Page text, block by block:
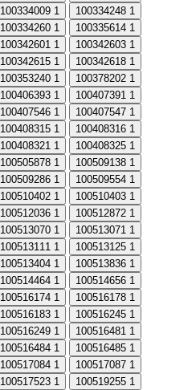
100334009 1 100334248 1
100334260 1 100335614 1
100342601 1 100342603 1
100342615 1 100342618 1
100353240 1 100378202 1
100406393 1 100407391 1
100407546 1 100407547 1
100408315 1 100408316 1
100408321 1 100408325 1
100505878 1 100509138 1
100509286 1 100509554 1
100510402 1 100510403 1
100512036 1 100512872 1
100513070 1 100513071 1
100513111 1 100513125 1
100513404 1 100513836 1
100514464 1 100514656 1
100516174 1 100516178 1
100516183 1 100516245 1
100516249 1 100516481 1
100516484 1 100516485 1
100517084 1 100517087 1
100517523 1 100519255 1